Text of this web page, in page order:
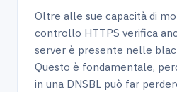
Oltre alle sue capacità di
controllo HTTPS verifica
server è presente nelle
Questo è fondamentale,
in una DNSBL può far